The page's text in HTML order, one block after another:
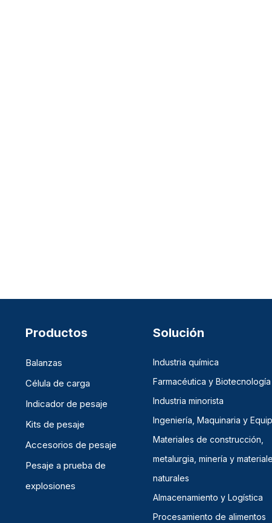
Productos
Balanzas
Célula de carga
Indicador de pesaje
Kits de pesaje
Accesorios de pesaje
Pesaje a prueba de
explosiones
Solución
Industria química
Farmacéutica y Biotecnología
Industria minorista
Ingeniería, Maquinaria y
Materiales de construcción,
metalurgia, minería y
naturales
Almacenamiento y Logística
Procesamiento de alimentos